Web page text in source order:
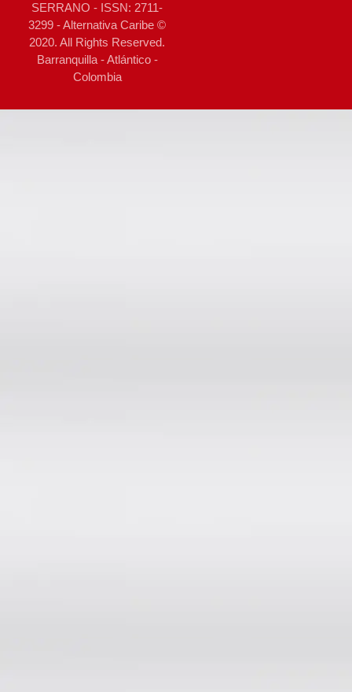
SERRANO - ISSN: 2711-
3299 - Alternativa Caribe ©
2020. All Rights Reserved.
Barranquilla - Atlántico -
Colombia